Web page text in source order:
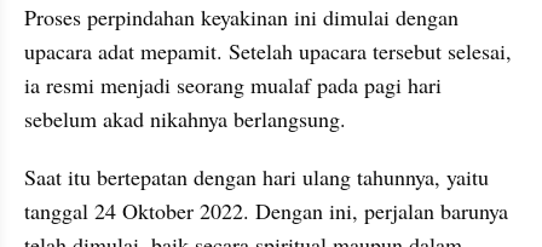
Proses perpindahan keyakinan ini dimulai dengan
upacara adat mepamit. Setelah upacara tersebut selesai,
ia resmi menjadi seorang mualaf pada pagi hari
sebelum akad nikahnya berlangsung.
Saat itu bertepatan dengan hari ulang tahunnya, yaitu
tanggal 24 Oktober 2022. Dengan ini, perjalan barunya